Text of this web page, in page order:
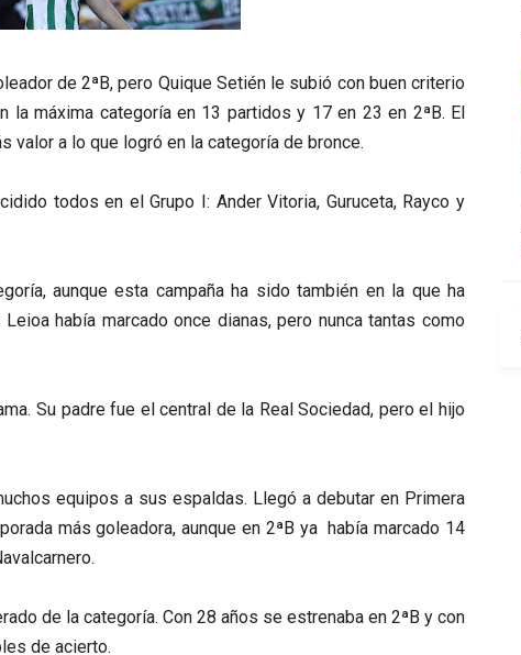
de 2ªB, pero Quique Setién le subió con buen criterio
la máxima categoría en 13 partidos y 17 en 23 en 2ªB. El
valor a lo que logró en la categoría de bronce.
todos en el Grupo I: Ander Vitoria, Guruceta, Rayco y
aunque esta campaña ha sido también en la que ha
había marcado once dianas, pero nunca tantas como
Su padre fue el central de la Real Sociedad, pero el hijo
equipos a sus espaldas. Llegó a debutar en Primera
más goleadora, aunque en 2ªB ya había marcado 14
de la categoría. Con 28 años se estrenaba en 2ªB y con
de acierto.